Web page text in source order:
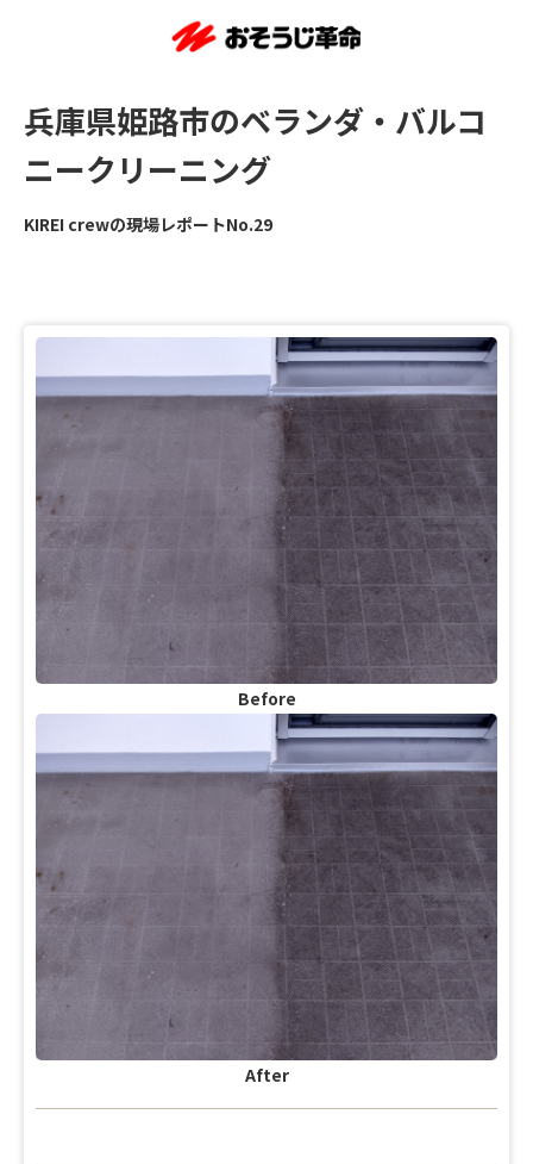
兵庫県姫路市のベランダ・バルコ
ニークリーニング
KIREI crewの現場レポートNo.29
Before
After